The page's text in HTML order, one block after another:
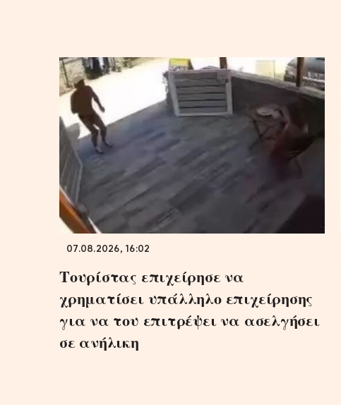
07.08.2026, 16:02
Τουρίστας επιχείρησε να
χρηματίσει υπάλληλο επιχείρησης
για να του επιτρέψει να ασελγήσει
σε ανήλικη